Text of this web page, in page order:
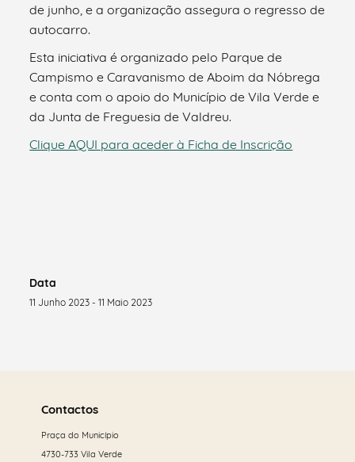
de junho, e a organização assegura o regresso de
autocarro.
Esta iniciativa é organizado pelo Parque de
Campismo e Caravanismo de Aboim da Nóbrega
e conta com o apoio do Município de Vila Verde e
da Junta de Freguesia de Valdreu.
Clique AQUI para aceder à Ficha de Inscrição
Data
11 Junho 2023 - 11 Maio 2023
maisContactos
Praça do Município
4730-733 Vila Verde